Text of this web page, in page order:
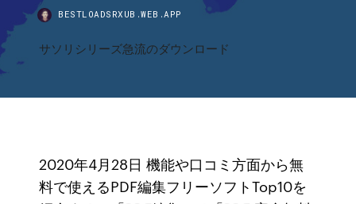
BESTLOADSRXUB.WEB.APP
サソリシリーズ急流のダウンロード
2020年4月28日 機能や口コミ方面から無
料で使えるPDF編集フリーソフトTop10を